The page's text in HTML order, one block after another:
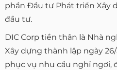
phần Đầu tư Phát triển Xây
đầu tư.
DIC Corp tiền thân là Nhà
Xây dựng thành lập ngày
phục vụ nhu cầu nghỉ ngơi,